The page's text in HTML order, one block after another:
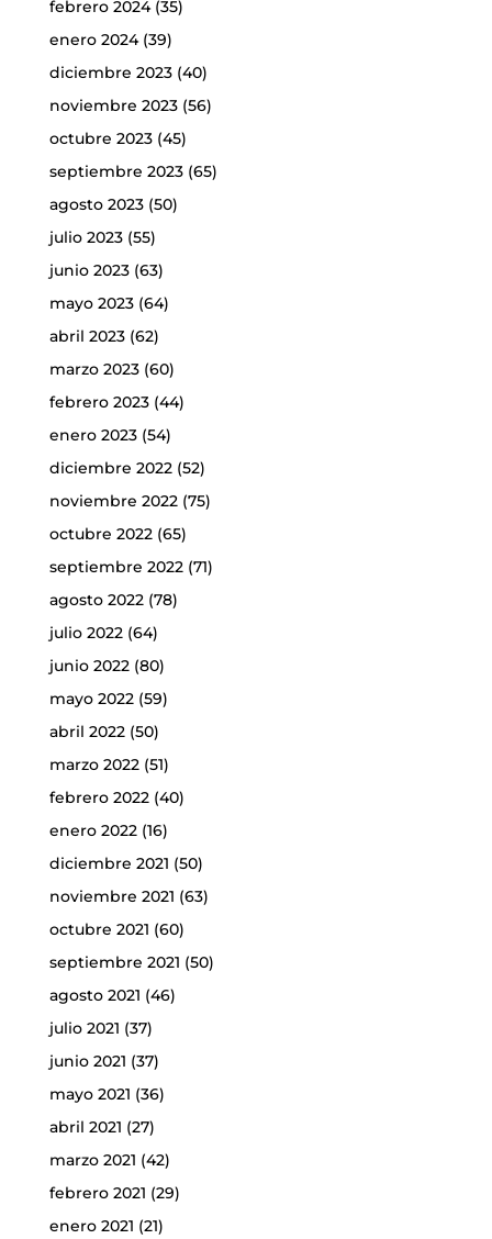
febrero 2024(35)
enero 2024(39)
diciembre 2023(40)
noviembre 2023(56)
octubre 2023(45)
septiembre 2023(65)
agosto 2023(50)
julio 2023(55)
junio 2023(63)
mayo 2023(64)
abril 2023(62)
marzo 2023(60)
febrero 2023(44)
enero 2023(54)
diciembre 2022(52)
noviembre 2022(75)
octubre 2022(65)
septiembre 2022(71)
agosto 2022(78)
julio 2022(64)
junio 2022(80)
mayo 2022(59)
abril 2022(50)
marzo 2022(51)
febrero 2022(40)
enero 2022(16)
diciembre 2021 (50)
noviembre 2021 (63)
octubre 2021 (60)
septiembre 2021 (50)
agosto 2021 (46)
julio 2021 (37)
junio 2021 (37)
mayo 2021 (36)
abril 2021 (27)
marzo 2021 (42)
febrero 2021 (29)
enero 2021 (21)